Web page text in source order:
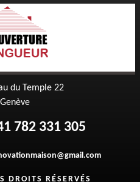
du Temple 22
782 331 305
RÉSERVÉS